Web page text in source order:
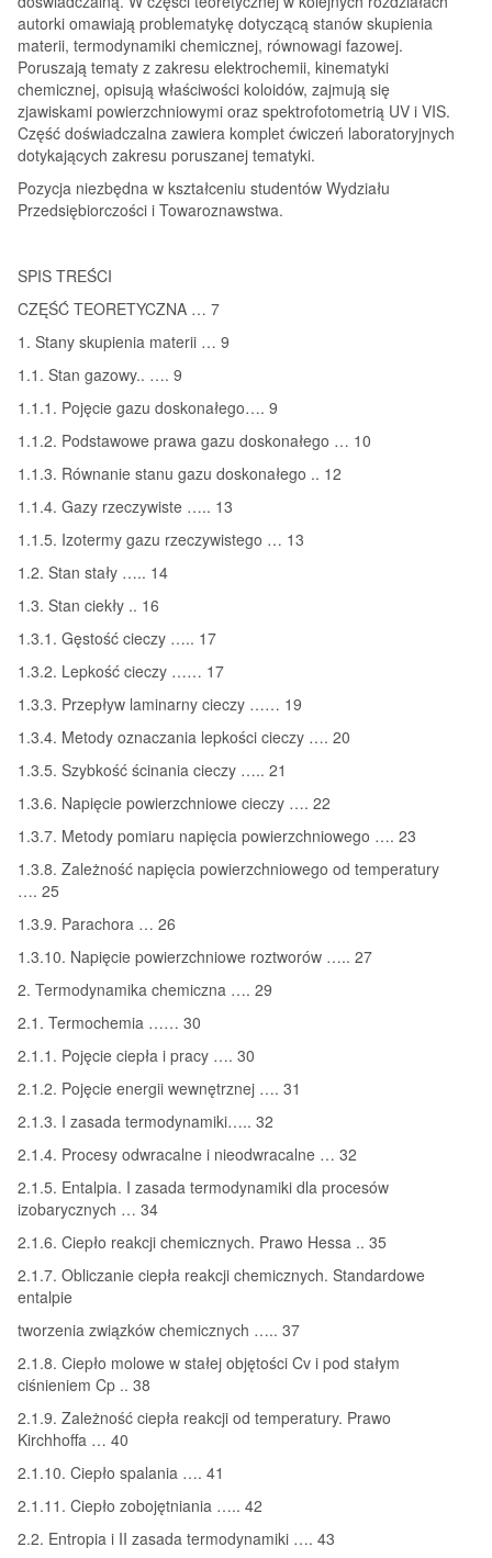
autorki omawiają problematykę dotyczącą stanów skupienia
materii, termodynamiki chemicznej, równowagi fazowej.
Poruszają tematy z zakresu elektrochemii, kinematyki
chemicznej, opisują właściwości koloidów, zajmują się
zjawiskami powierzchniowymi oraz spektrofotometrią UV i VIS.
Część doświadczalna zawiera komplet ćwiczeń laboratoryjnych
dotykających zakresu poruszanej tematyki.
Pozycja niezbędna w kształceniu studentów Wydziału
Przedsiębiorczości i Towaroznawstwa.
SPIS TREŚCI
CZĘŚĆ TEORETYCZNA … 7
1. Stany skupienia materii … 9
1.1. Stan gazowy.. …. 9
1.1.1. Pojęcie gazu doskonałego…. 9
1.1.2. Podstawowe prawa gazu doskonałego … 10
1.1.3. Równanie stanu gazu doskonałego .. 12
1.1.4. Gazy rzeczywiste ….. 13
1.1.5. Izotermy gazu rzeczywistego … 13
1.2. Stan stały ….. 14
1.3. Stan ciekły .. 16
1.3.1. Gęstość cieczy ….. 17
1.3.2. Lepkość cieczy …… 17
1.3.3. Przepływ laminarny cieczy …… 19
1.3.4. Metody oznaczania lepkości cieczy …. 20
1.3.5. Szybkość ścinania cieczy ….. 21
1.3.6. Napięcie powierzchniowe cieczy …. 22
1.3.7. Metody pomiaru napięcia powierzchniowego …. 23
1.3.8. Zależność napięcia powierzchniowego od temperatury
…. 25
1.3.9. Parachora … 26
1.3.10. Napięcie powierzchniowe roztworów ….. 27
2. Termodynamika chemiczna …. 29
2.1. Termochemia …… 30
2.1.1. Pojęcie ciepła i pracy …. 30
2.1.2. Pojęcie energii wewnętrznej …. 31
2.1.3. I zasada termodynamiki….. 32
2.1.4. Procesy odwracalne i nieodwracalne … 32
2.1.5. Entalpia. I zasada termodynamiki dla procesów
izobarycznych … 34
2.1.6. Ciepło reakcji chemicznych. Prawo Hessa .. 35
2.1.7. Obliczanie ciepła reakcji chemicznych. Standardowe
entalpie
tworzenia związków chemicznych ….. 37
2.1.8. Ciepło molowe w stałej objętości Cv i pod stałym
ciśnieniem Cp .. 38
2.1.9. Zależność ciepła reakcji od temperatury. Prawo
Kirchhoffa … 40
2.1.10. Ciepło spalania …. 41
2.1.11. Ciepło zobojętniania ….. 42
2.2. Entropia i II zasada termodynamiki …. 43